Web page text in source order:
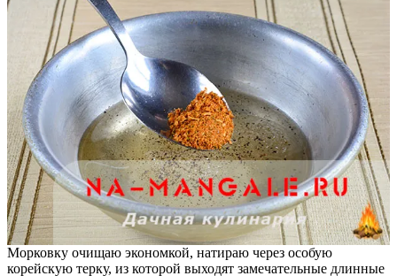
Морковку очищаю экономкой, натираю через особую
корейскую терку, из которой выходят замечательные длинные